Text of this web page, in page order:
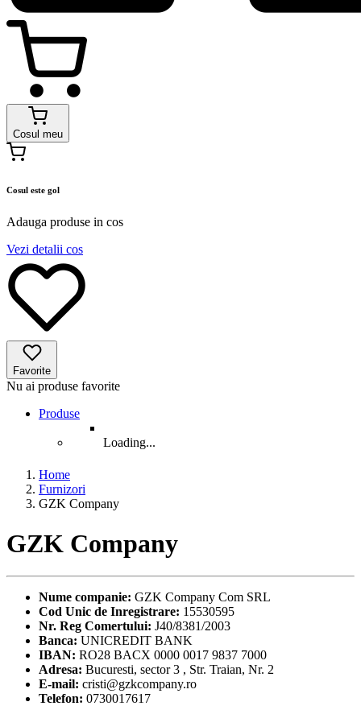
Cosul meu
Cosul este gol
Adauga produse in cos
Vezi detalii cos
Favorite
Nu ai produse favorite
Produse
Loading...
Home
Furnizori
GZK Company
GZK Company
Nume companie: GZK Company Com SRL
Cod Unic de Inregistrare: 15530595
Nr. Reg Comertului: J40/8381/2003
Banca: UNICREDIT BANK
IBAN: RO28 BACX 0000 0017 9837 7000
Adresa: Bucuresti, sector 3 , Str. Traian, Nr. 2
E-mail: cristi@gzkcompany.ro
Telefon: 0730017617